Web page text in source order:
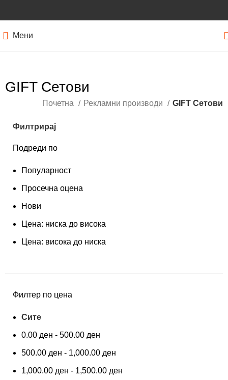
Мени
GIFT Сетови
Почетна Рекламни производи GIFT Сетови
Филтрирај
Подреди по
Популарност
Просечна оцена
Нови
Цена: ниска до висока
Цена: висока до ниска
Филтер по цена
Сите
0.00 ден - 500.00 ден
500.00 ден - 1,000.00 ден
1,000.00 ден - 1,500.00 ден